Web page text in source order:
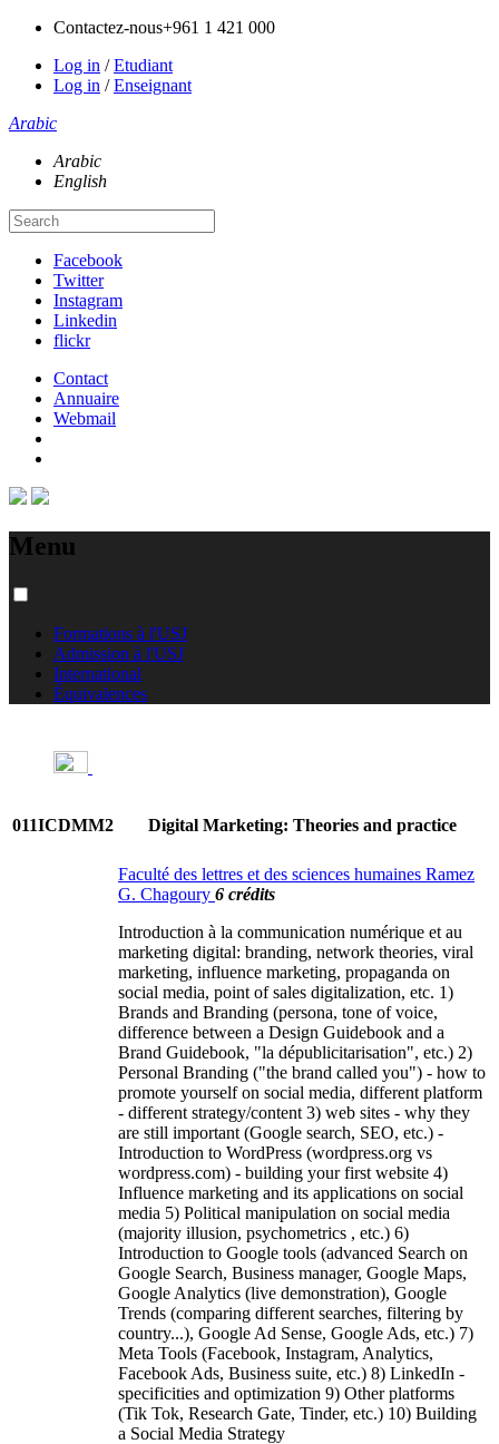
Contactez-nous+961 1 421 000
Log in /Etudiant
Log in /Enseignant
Arabic
Arabic
English
Facebook
Twitter
Instagram
Linkedin
flickr
Contact
Annuaire
Webmail
Menu
Formations à l'USJ
Admission à l'USJ
International
Équivalences
011ICDMM2 Digital Marketing: Theories and practice
Faculté des lettres et des sciences humaines Ramez
G. Chagoury 6 crédits
Introduction à la communication numérique et au
marketing digital: branding, network theories, viral
marketing, influence marketing, propaganda on
social media, point of sales digitalization, etc. 1)
Brands and Branding (persona, tone of voice,
difference between a Design Guidebook and a
Brand Guidebook, "la dépublicitarisation", etc.) 2)
Personal Branding ("the brand called you") - how to
promote yourself on social media, different platform
- different strategy/content 3) web sites - why they
are still important (Google search, SEO, etc.) -
Introduction to WordPress (wordpress.org vs
wordpress.com) - building your first website 4)
Influence marketing and its applications on social
media 5) Political manipulation on social media
(majority illusion, psychometrics , etc.) 6)
Introduction to Google tools (advanced Search on
Google Search, Business manager, Google Maps,
Google Analytics (live demonstration), Google
Trends (comparing different searches, filtering by
country...), Google Ad Sense, Google Ads, etc.) 7)
Meta Tools (Facebook, Instagram, Analytics,
Facebook Ads, Business suite, etc.) 8) LinkedIn -
specificities and optimization 9) Other platforms
(Tik Tok, Research Gate, Tinder, etc.) 10) Building
a Social Media Strategy